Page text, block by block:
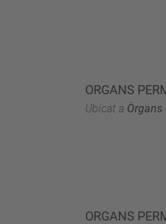
ORGANS
Ubicat a Òrgans
ORGANS